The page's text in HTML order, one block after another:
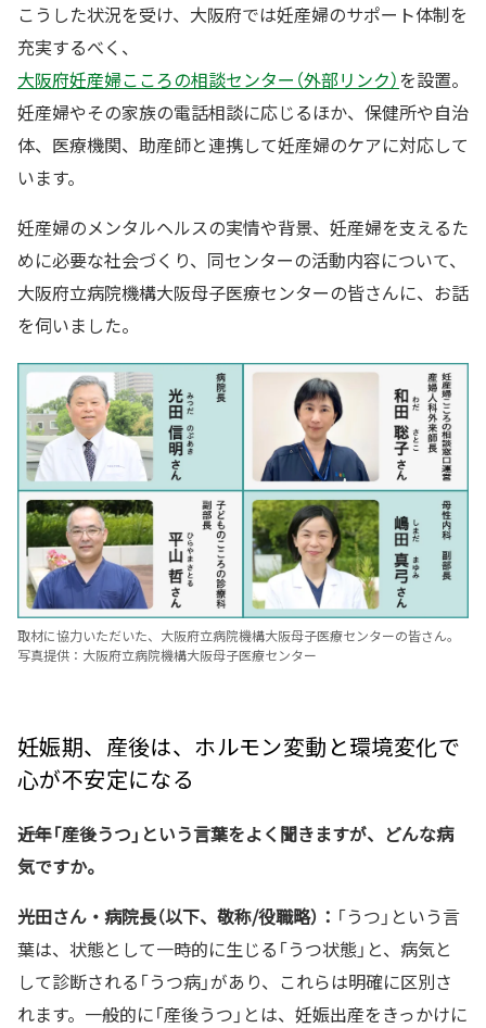
こうした状況を受け、大阪府では妊産婦のサポート体制を
充実するべく、
大阪府妊産婦こころの相談センター（外部リンク）を設置。
妊産婦やその家族の電話相談に応じるほか、保健所や自治
体、医療機関、助産師と連携して妊産婦のケアに対応して
います。
妊産婦のメンタルヘルスの実情や背景、妊産婦を支えるた
めに必要な社会づくり、同センターの活動内容について、
大阪府立病院機構大阪母子医療センターの皆さんに、お話
を伺いました。
取材に協力いただいた、大阪府立病院機構大阪母子医療センターの皆さん。
写真提供：大阪府立病院機構大阪母子医療センター
妊娠期、産後は、ホルモン変動と環境変化で
心が不安定になる
――近年「産後うつ」という言葉をよく聞きますが、どんな病
気ですか。
光田さん・病院長（以下、敬称/役職略）： 「うつ」という言
葉は、状態として一時的に生じる「うつ状態」と、病気と
して診断される「うつ病」があり、これらは明確に区別さ
れます。一般的に「産後うつ」とは、妊娠出産をきっかけに